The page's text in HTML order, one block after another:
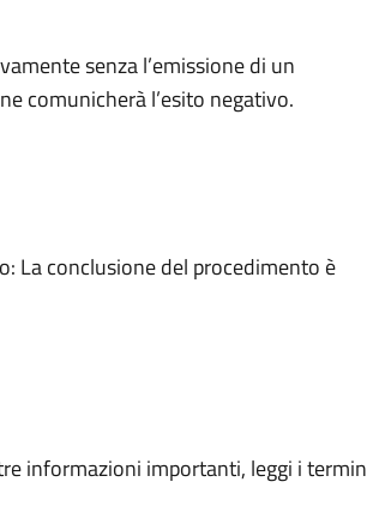
senza l’emissione di un
comunicherà l’esito negativo.
La conclusione del procedimento è
informazioni importanti, leggi i